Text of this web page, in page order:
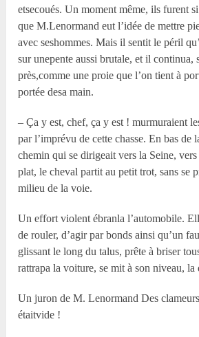
etsecoués. Un moment même, ils furent
que M.Lenormand eut l’idée de mettre
avec seshommes. Mais il sentit le péril
sur unepente aussi brutale, et il continua,
près,comme une proie que l’on tient à
portée desa main.
– Ça y est, chef, ça y est ! murmuraient
par l’imprévu de cette chasse. En bas de
chemin qui se dirigeait vers la Seine,
plat, le cheval partit au petit trot, sans se
milieu de la voie.
Un effort violent ébranla l’automobile.
de rouler, d’agir par bonds ainsi qu’un
glissant le long du talus, prête à briser
rattrapa la voiture, se mit à son niveau, la
Un juron de M. Lenormand Des
étaitvide !